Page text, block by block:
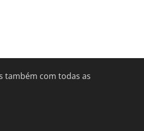
também com todas as